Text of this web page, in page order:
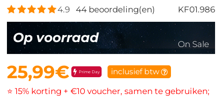
4.9 44beoordeling(en) KF01.986
Op voorraad On Sale
25,99€ Prime Day inclusief btw
⭐ 15% korting + €10 voucher, samen te gebruiken;